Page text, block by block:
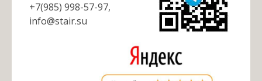
+7(985) 998-57-97,
info@stair.su